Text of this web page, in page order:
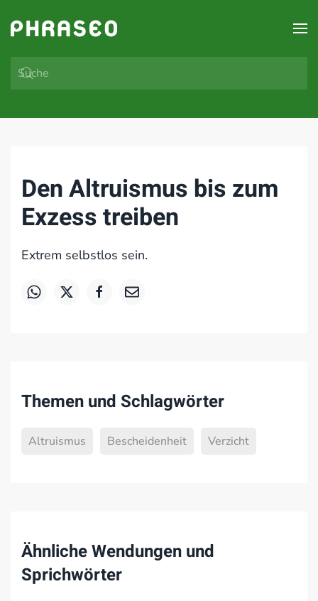
Zum Hauptinhalt springen
Den Altruismus bis zum
Exzess treiben
Extrem selbstlos sein.
Themen und Schlagwörter
Altruismus Bescheidenheit Verzicht
Ähnliche Wendungen und
Sprichwörter